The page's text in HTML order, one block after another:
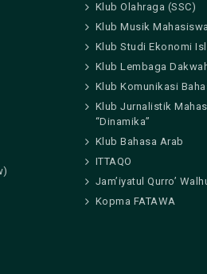
Klub Olahraga (SSC)
Klub Musik
Klub Studi Ekonomi
Klub Lembaga
Klub Komunikasi
Klub Jurnalistik
“Dinamika”
Klub Bahasa Arab
ITTAQO
Jam’iyatul Qurro’
Kopma FATAWA